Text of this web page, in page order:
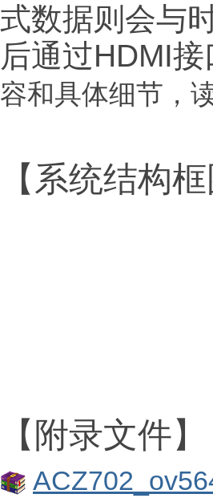
式数据则会与
后通过HDMI
容和具体细节，
【系统结构
【附录文件】